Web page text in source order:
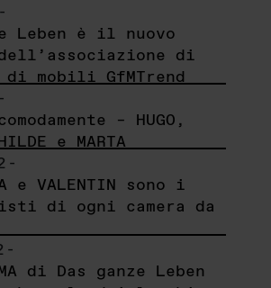
Leben è il nuovo
di
mobili GfMTrend
– HUGO,
e MARTA
-
e VALENTIN sono i
di ogni camera da
-
di Das ganze Leben